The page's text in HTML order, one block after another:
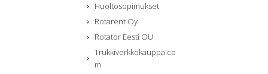
Huoltosopimukset
Rotarent Oy
Rotator Eesti OÜ
Trukkiverkkokauppa.co
m